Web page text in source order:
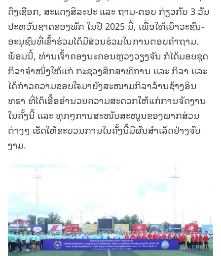
ດຶງເຊືອກ, ສະແດງສິລະປະ ແລະ ຖາມ-ຕອບ ກ່ຽວກັບ 3 ວັນ
ປະຫວັນຊາດຂອງພັກ ໃນປີ 2025 ນີ້, ເພື່ອໃຫ້ເຍົາວະຊົນ-
ອະນຸຊົນທີ່ເຂົ້າຮ່ວມໄດ້ມີສ່ວນຮ່ວມໃນການຕອບຄໍາຖາມ.
ພ້ອມນີ້, ທ່ານເຈົ້າຄອງນະຄອນຫຼວງວຽງຈັນ ກໍໄດ້ມອບຊຸດ
ກິລາຈໍາໜຶ່ງໃຫ້ແກ່ ກະຊວງສຶກສາທິການ ແລະ ກິລາ ແລະ
ໄດ້ກ່າວຄວາມຂອບໃຈມາຍັງສະໜາມກິລາລ້ານຊ້າງອິນ
ທຣາ ທີ່ໄດ້ເອື້ອອໍານວຍຄວາມສະດວກໃຫ້ແກ່ການຈັດງານ
ໃນຄັ້ງນີ້ ແລະ ທຸກໆການສະໜັບສະໜູນຂອງພາກສ່ວນ
ຕ່າງໆ ເຮັດໃຫ້ຂະບວນການໃນຄັ້ງນີ້ມີຜົນສໍາເລັດຢ່າງຈົບ
ງາມ.